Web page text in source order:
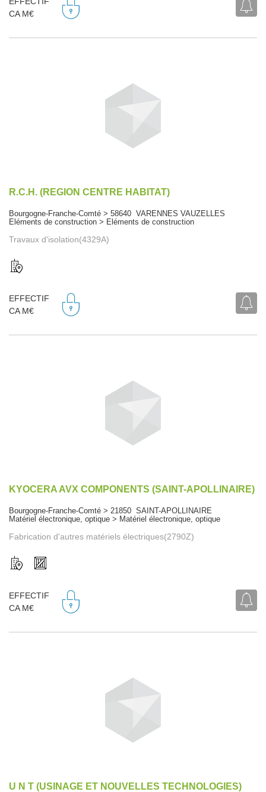
CA M€
R.C.H. (REGION CENTRE HABITAT)
Bourgogne-Franche-Comté > 58640 VARENNES VAUZELLES
Eléments de construction > Eléments de construction
Travaux d'isolation(4329A)
EFFECTIF
CA M€
KYOCERA AVX COMPONENTS (SAINT-APOLLINAIRE)
Bourgogne-Franche-Comté > 21850 SAINT-APOLLINAIRE
Matériel électronique, optique > Matériel électronique, optique
Fabrication d'autres matériels électriques(2790Z)
EFFECTIF
CA M€
U N T (USINAGE ET NOUVELLES TECHNOLOGIES)